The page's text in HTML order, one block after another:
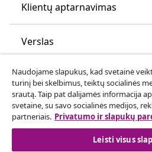
Klientų aptarnavimas
Verslas
vidaXL
Atraskite daugiau
Naudojame slapukus, kad svetainė
turinį bei skelbimus, teiktų socialinės
srautą. Taip pat dalijamės informacija
svetaine, su savo socialinės medijos,
partneriais. Privatumo ir slapukų
Leisti visus